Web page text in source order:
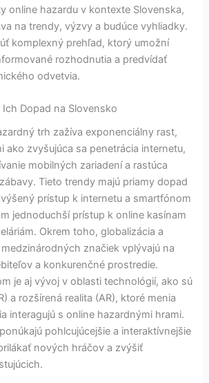
online hazardu v kontexte Slovenska,
na trendy, výzvy a budúce vyhliadky.
komplexný prehľad, ktorý umožní
rozhodnutia a predvídať
odvetvia.
Ich Dopad na Slovensko
trh zažíva exponenciálny rast,
ako zvyšujúca sa penetrácia internetu,
mobilných zariadení a rastúca
Tieto trendy majú priamy dopad
prístup k internetu a smartfónom
jednoduchší prístup k online kasínam
Okrem toho, globalizácia a
značiek vplývajú na
a konkurenčné prostredie.
je aj vývoj v oblasti technológií, ako sú
a rozšírená realita (AR), ktoré menia
interagujú s online hazardnými hrami.
pohlcujúcejšie a interaktívnejšie
nových hráčov a zvýšiť